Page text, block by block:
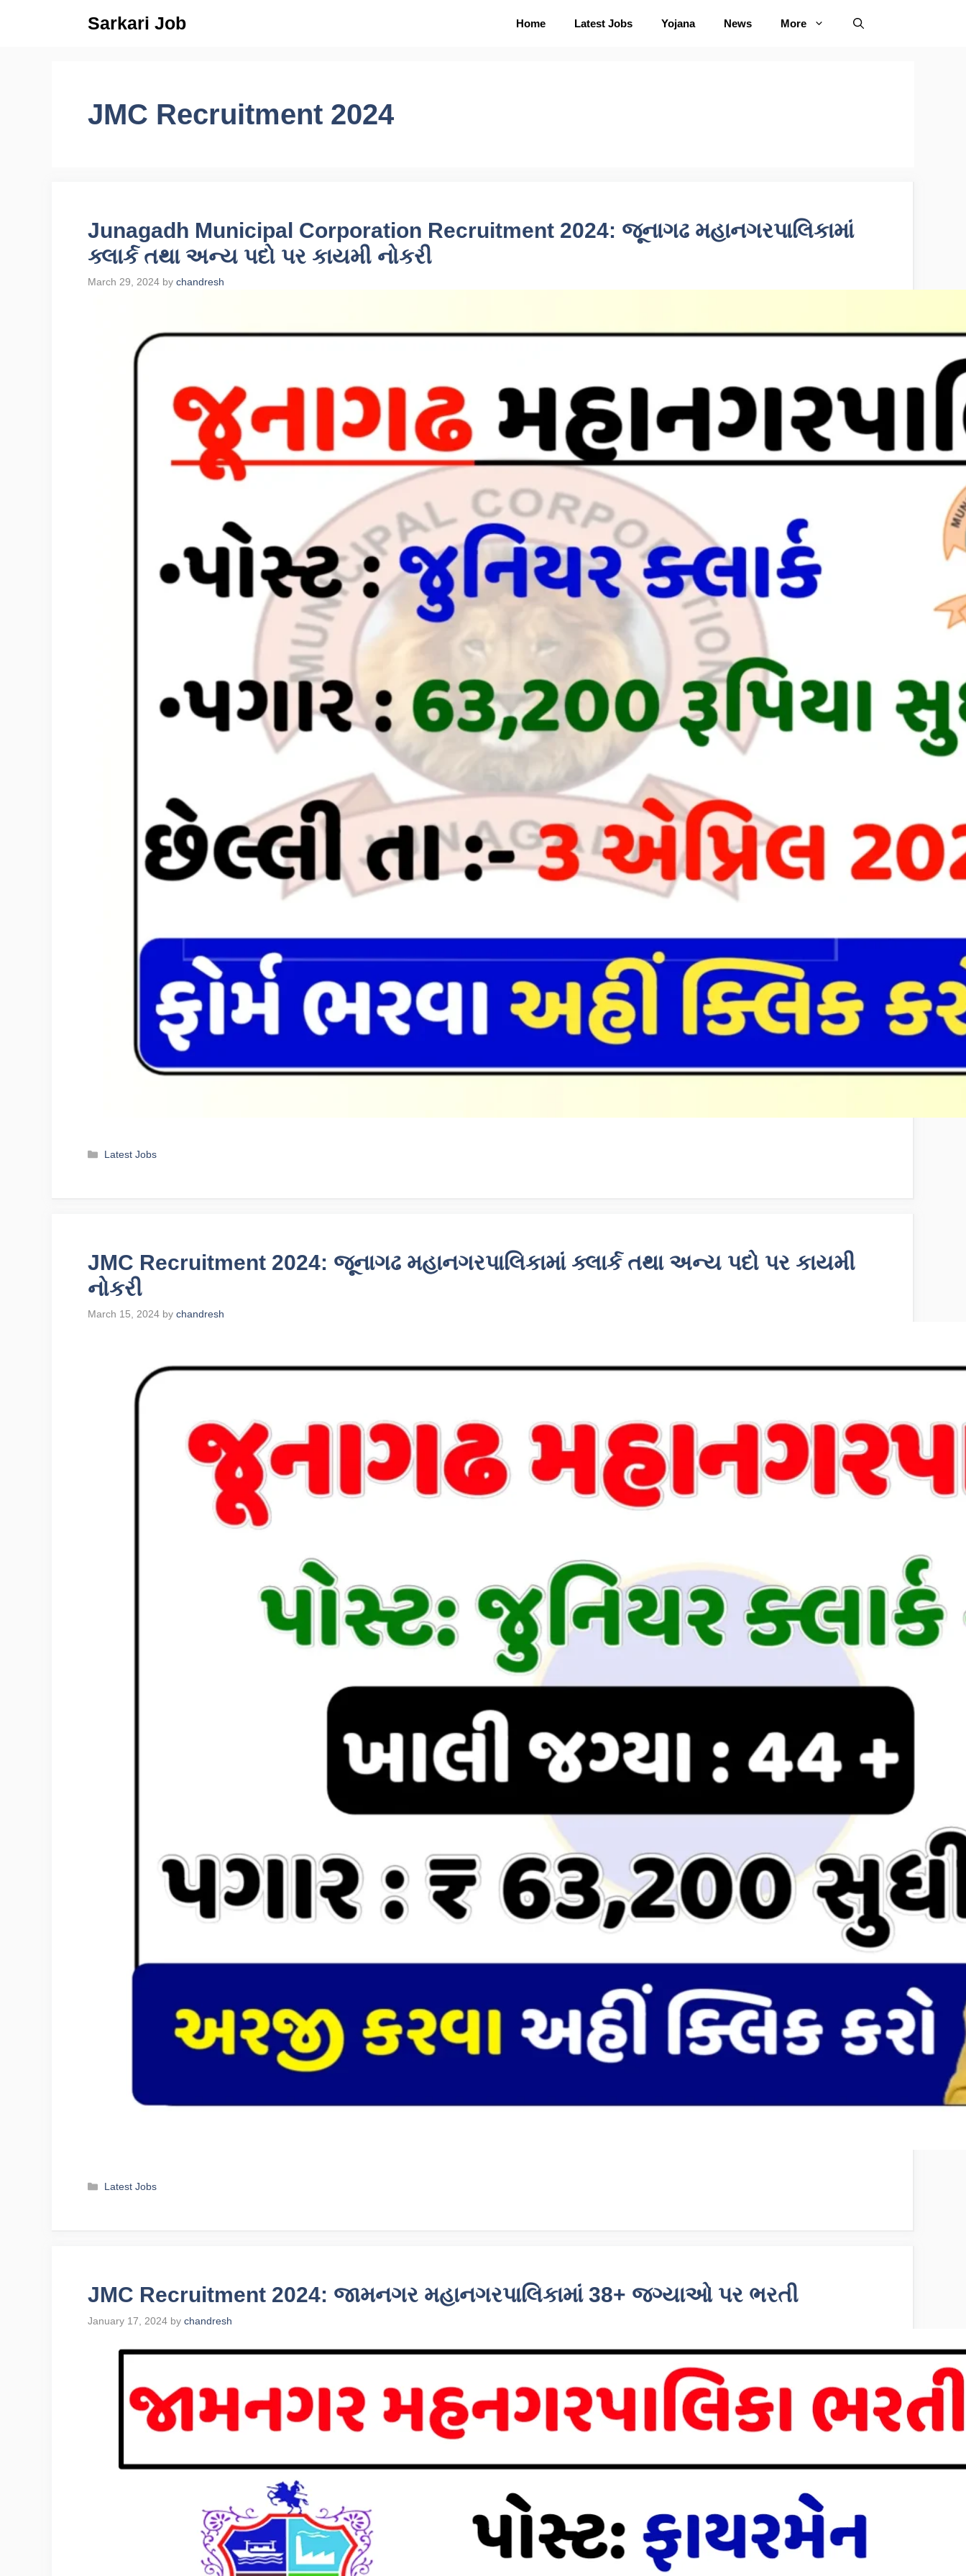
Sarkari Job Home Latest Jobs Yojana News More
JMC Recruitment 2024
Junagadh Municipal Corporation Recruitment 2024: જૂનાગઢ મહાનગરપાલિકામાં
ક્લાર્ક તથા અન્ય પદો પર કાયમી નોકરી
March 29, 2024 by chandresh
Categories
Latest Jobs
JMC Recruitment 2024: જૂનાગઢ મહાનગરપાલિકામાં ક્લાર્ક તથા અન્ય પદો પર કાયમી
નોકરી
March 15, 2024 by chandresh
Categories
Latest Jobs
JMC Recruitment 2024: જામનગર મહાનગરપાલિકામાં 38+ જગ્યાઓ પર ભરતી
January 17, 2024 by chandresh